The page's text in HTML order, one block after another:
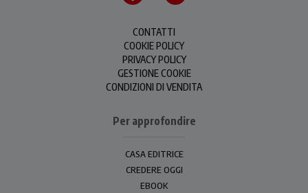
CONTATTI
COOKIE POLICY
PRIVACY POLICY
GESTIONE COOKIE
CONDIZIONI DI VENDITA
Per approfondire
CASA EDITRICE
CREDERE OGGI
EBOOK